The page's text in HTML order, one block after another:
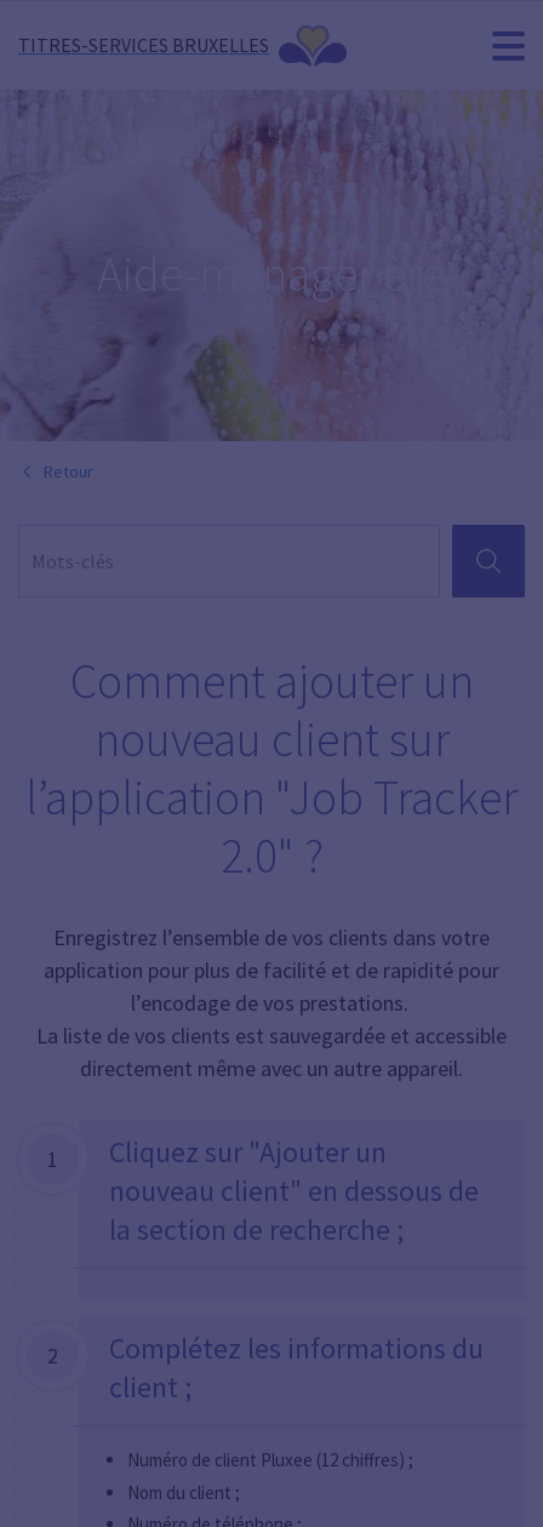
TITRES-SERVICES BRUXELLES
Aide-ménager·ère
Retour
Comment ajouter un
nouveau client sur
l’application "Job Tracker
2.0" ?
Enregistrez l’ensemble de vos clients dans votre
application pour plus de facilité et de rapidité pour
l’encodage de vos prestations.
La liste de vos clients est sauvegardée et accessible
directement même avec un autre appareil.
1
Cliquez sur "Ajouter un
nouveau client" en dessous de
la section de recherche ;
2
Complétez les informations du
client ;
Numéro de client Pluxee (12 chiffres) ;
Nom du client ;